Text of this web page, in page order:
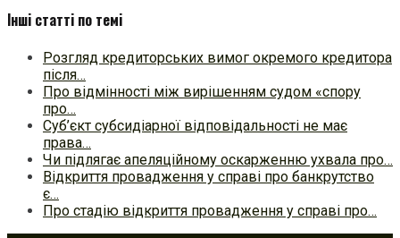
Інші статті по темі
Розгляд кредиторських вимог окремого кредитора
після…
Про відмінності між вирішенням судом «спору
про…
Суб’єкт субсидіарної відповідальності не має
права…
Чи підлягає апеляційному оскарженню ухвала про…
Відкриття провадження у справі про банкрутство
є…
Про стадію відкриття провадження у справі про…